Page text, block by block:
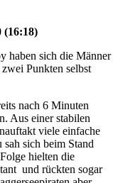
haben sich die Männer
Punkten selbst
nach 6 Minuten
Aus einer stabilen
viele einfache
sich beim Stand
hielten die
und rückten sogar